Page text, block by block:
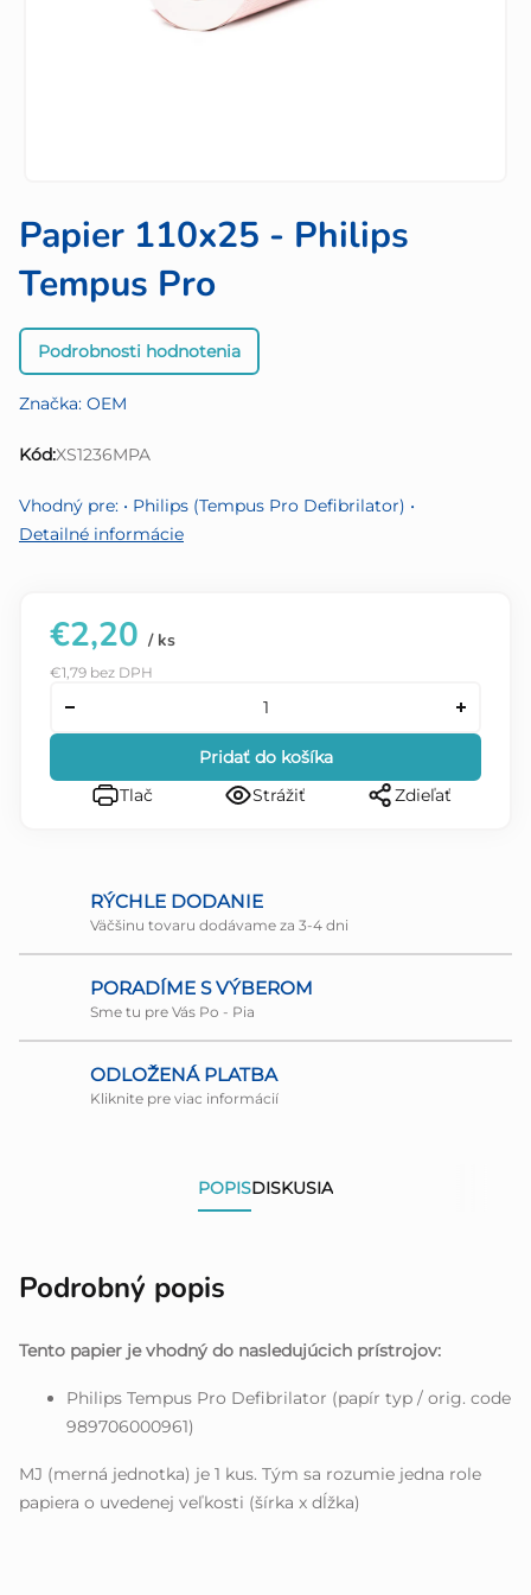
Papier 110x25 - Philips
Tempus Pro
Priemerné
hodnotenie
je
0,0
5
hviezdičiek.
Podrobnosti hodnotenia
Značka: OEM
Kód:XS1236MPA
Vhodný pre: • Philips (Tempus Pro Defibrilator) •
Detailné informácie
€2,20 / ks
€1,79 bez DPH
Pridať do košíka
Tlač
Strážiť Zdieľať
RÝCHLE DODANIE
Väčšinu tovaru dodávame za 3-4 dni
PORADÍME S VÝBEROM
Sme tu pre Vás Po - Pia
ODLOŽENÁ PLATBA
Kliknite pre viac informácií
POPISDISKUSIA
Podrobný popis
Tento papier je vhodný do nasledujúcich prístrojov:
Philips Tempus Pro Defibrilator (papír typ / orig. code
989706000961)
MJ (merná jednotka) je 1 kus. Tým sa rozumie jedna role
papiera o uvedenej veľkosti (šírka x dĺžka)